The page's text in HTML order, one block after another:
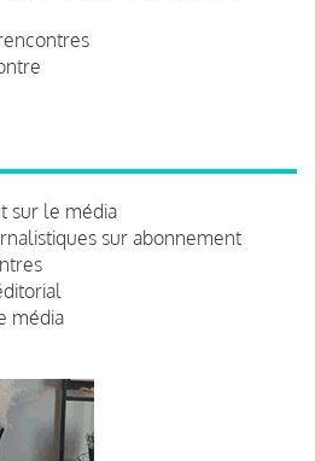
sur le média
sur abonnement
média